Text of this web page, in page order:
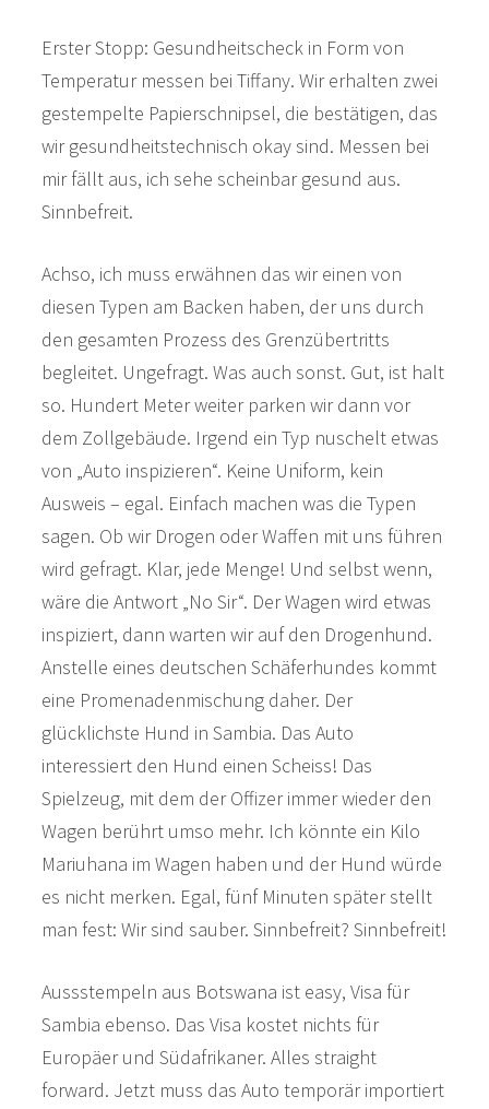
Erster Stopp: Gesundheitscheck in Form von
Temperatur messen bei Tiffany. Wir erhalten zwei
gestempelte Papierschnipsel, die bestätigen, das
wir gesundheitstechnisch okay sind. Messen bei
mir fällt aus, ich sehe scheinbar gesund aus.
Sinnbefreit.
Achso, ich muss erwähnen das wir einen von
diesen Typen am Backen haben, der uns durch
den gesamten Prozess des Grenzübertritts
begleitet. Ungefragt. Was auch sonst. Gut, ist halt
so. Hundert Meter weiter parken wir dann vor
dem Zollgebäude. Irgend ein Typ nuschelt etwas
von „Auto inspizieren“. Keine Uniform, kein
Ausweis – egal. Einfach machen was die Typen
sagen. Ob wir Drogen oder Waffen mit uns führen
wird gefragt. Klar, jede Menge! Und selbst wenn,
wäre die Antwort „No Sir“. Der Wagen wird etwas
inspiziert, dann warten wir auf den Drogenhund.
Anstelle eines deutschen Schäferhundes kommt
eine Promenadenmischung daher. Der
glücklichste Hund in Sambia. Das Auto
interessiert den Hund einen Scheiss! Das
Spielzeug, mit dem der Offizer immer wieder den
Wagen berührt umso mehr. Ich könnte ein Kilo
Mariuhana im Wagen haben und der Hund würde
es nicht merken. Egal, fünf Minuten später stellt
man fest: Wir sind sauber. Sinnbefreit? Sinnbefreit!
Aussstempeln aus Botswana ist easy, Visa für
Sambia ebenso. Das Visa kostet nichts für
Europäer und Südafrikaner. Alles straight
forward. Jetzt muss das Auto temporär importiert